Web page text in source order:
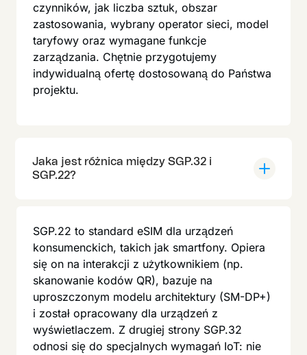
czynników, jak liczba sztuk, obszar
zastosowania, wybrany operator sieci, model
taryfowy oraz wymagane funkcje
zarządzania. Chętnie przygotujemy
indywidualną ofertę dostosowaną do Państwa
projektu.
Jaka jest różnica między SGP.32 i
SGP.22?
SGP.22 to standard eSIM dla urządzeń
konsumenckich, takich jak smartfony. Opiera
się on na interakcji z użytkownikiem (np.
skanowanie kodów QR), bazuje na
uproszczonym modelu architektury (SM-DP+)
i został opracowany dla urządzeń z
wyświetlaczem. Z drugiej strony SGP.32
odnosi się do specjalnych wymagań IoT: nie